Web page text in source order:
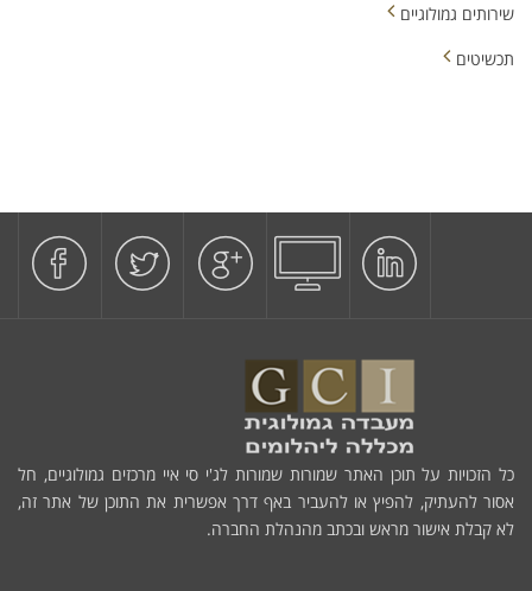
שירותים גמולוגיים
תכשיטים
כל הזכויות על תוכן האתר שמורות שמורות לג'י סי איי מרכזים גמולוגיים, חל
אסור להעתיק, להפיץ או להעביר באף דרך אפשרית את התוכן של אתר זה,
לא קבלת אישור מראש ובכתב מהנהלת החברה.